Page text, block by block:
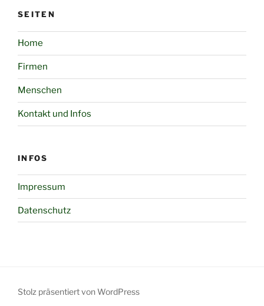
SEITEN
Home
Firmen
Menschen
Kontakt und Infos
INFOS
Impressum
Datenschutz
Stolz präsentiert von WordPress